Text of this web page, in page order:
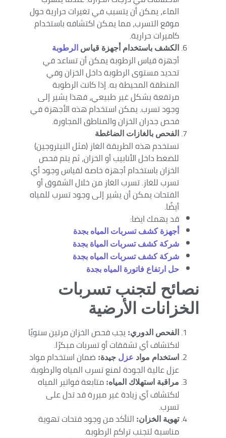
الماء، يمكن أن يتسبب في تغيرات حرارية حول
موقع التسرب، مما يمكن اكتشافه باستخدام
كاميرات حرارية.
الكشف باستخدام أجهزة قياس الرطوبة
أجهزة قياس الرطوبة يمكن أن تساعد في
تحديد مستوى الرطوبة داخل الخزان وفي
المنطقة المحيطة به. إذا كانت الرطوبة
مرتفعة بشكل غير طبيعي، فهذا يشير إلى
وجود تسرب. يمكن استخدام هذه الأجهزة في
فحص جدران الخزان والمناطق المجاورة.
الفحص بالغازات الضاغطة
تستخدم هذه الطريقة الغاز (مثل النيتروجين)
للضغط داخل الأنابيب أو الخزان، ثم يتم فحص
الخزان باستخدام أجهزة خاصة لقياس وجود أي
تسرب للغاز. تسرب الغاز من خلال الشقوق أو
الفتحات يمكن أن يشير إلى وجود تسرب للمياه
أيضًا.
قد يهمك ايضا:
أجهزة كشف تسربات المياه بجدة
شركة كشف تسربات المياة بجدة
شركة كشف تسربات المياه بجدة
حل ارتفاع فاتورة المياه بجدة
نصائح لتجنب تسربات
الخزانات الأرضية
الفحص الدوري: يجب فحص الخزان مرتين سنويًا
لاكتشاف أي تشققات أو تسربات مبكرًا.
استخدام مواد عزل جيدة: ضمان استخدام مواد
عزل عالية الجودة لمنع تسرب المياه والرطوبة.
مراقبة استهلاك المياه: متابعة فواتير المياه
لاكتشاف أي زيادة غير مبررة قد تدل على
تسرب.
تهوية الخزان: التأكد من وجود فتحات تهوية
مناسبة لتجنب تراكم الرطوبة.